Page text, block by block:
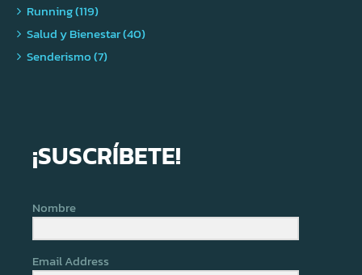
Running (119)
Salud y Bienestar (40)
Senderismo (7)
¡SUSCRÍBETE!
Nombre
Email Address